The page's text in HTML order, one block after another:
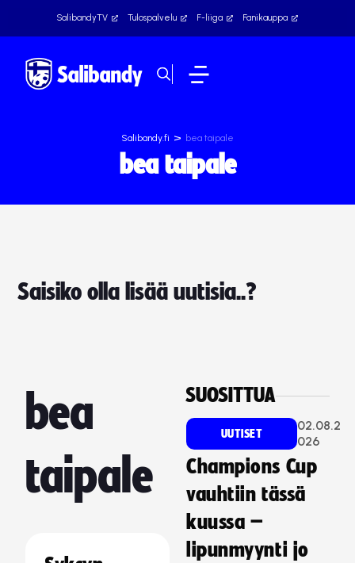
SalibandyTV Tulospalvelu F-liiga Fanikauppa
Salibandy.fi > bea taipale
bea taipale
Saisiko olla lisää uutisia..?
bea
taipale
SUOSITTUA
UUTISET
02.08.2
026
Champions Cup
vauhtiin tässä
kuussa –
lipunmyynti jo